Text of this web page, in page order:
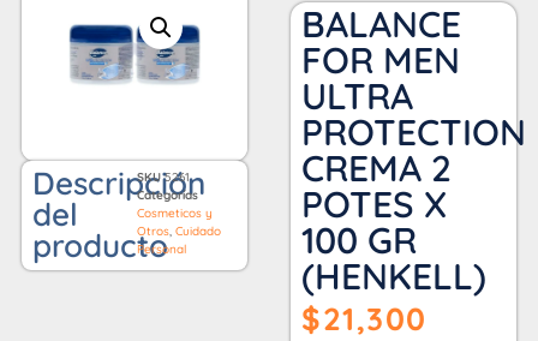
Descripción
del
producto
SKU5261
Categorías
Cosmeticos y
Otros ,Cuidado
Personal
BALANCE
FOR MEN
ULTRA
PROTECTION
CREMA 2
POTES X
100 GR
(HENKELL)
$21,300